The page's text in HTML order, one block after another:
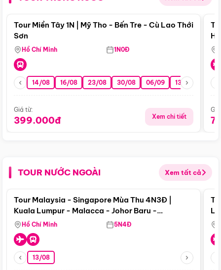
Điểm nổi bật
Tour Miền Tây 1N | Mỹ Tho - Bến Tre - Cù Lao Thới
Sơn
Hồ Chí Minh 1N0Đ
14/08 16/08 23/08 30/08 06/09 13/09 20/09
Giá từ:
399.000đ Xem chi tiết
TOUR NƯỚC NGOÀI Xem tất cả
Điểm nổi bật
Tour Malaysia - Singapore Mùa Thu 4N3Đ |
Kuala Lumpur - Malacca - Johor Baru -
Singapore
Hồ Chí Minh 5N4Đ
13/08